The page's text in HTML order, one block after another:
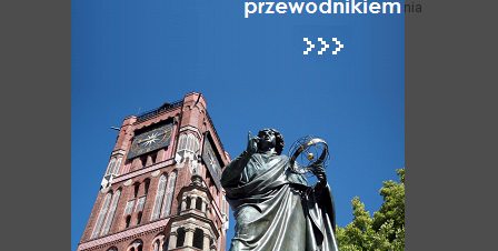
Miejskie trasy turystyczne samodzielnego zwiedzania
Legendy toruńskie
Jak Toruń z Bydgoszczą
Toruń - miasto NAJ-pierwsze
Toruń niedostępny
Varia
ATRAKCJE